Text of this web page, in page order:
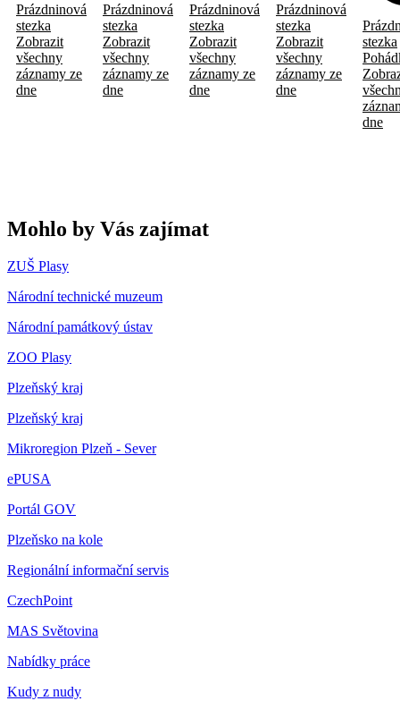
Prázdninová
stezka
Zobrazit
všechny
záznamy ze
dne
Prázdninová
stezka
Zobrazit
všechny
záznamy ze
dne
Prázdninová
stezka
Zobrazit
všechny
záznamy ze
dne
Prázdninová
stezka
Zobrazit
všechny
záznamy ze
dne
stezka
dne
Mohlo by Vás zajímat
ZUŠ Plasy
Národní technické muzeum
Národní památkový ústav
ZOO Plasy
Plzeňský kraj
Plzeňský kraj
Mikroregion Plzeň - Sever
ePUSA
Portál GOV
Plzeňsko na kole
Regionální informační servis
CzechPoint
MAS Světovina
Nabídky práce
Kudy z nudy